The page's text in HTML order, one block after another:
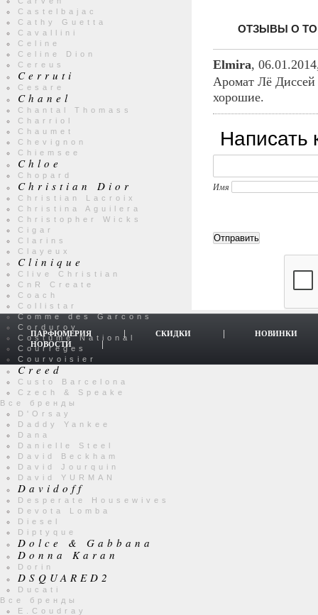
Castelbajac
Cathy Guetta
Cavallini
Celine
Celine Dion
Cereus
Cerruti
Cesare
Chanel
Chantal Thomass
Charriol
Chaumet
Chevignon
Chiemsee
Chloe
Chopard
Christian Dior
Christian Lacroix
Christina Aguilera
Christopher Wicks
Cigar
Clarins
Clayeux
Clinique
Clive Christian
CnR Create
Coach
Collistar
Comme des Garcons
Corduroy
Costume National
Courreges
Courvoisier
Creed
Custo Barcelona
Czech & Speake
Все бренды
D'Orsay
Daddy Yankee
Dana
Danielle Steel
David Beckham
David Jourquin
David YURMAN
Davidoff
Desperate Housewives
Devota Lomba
Diesel
Diptyque
Dolce & Gabbana
Donna Karan
Dorin
DSQUARED2
Ducati
Все бренды
E.Coudray
ОТЗЫВЫ О
Elmira,
Аромат Лё Диссей
хорошие.
Написать
Имя
ПАРФЮМЕРИЯ СКИДКИ
НОВИНКИ
НОВОСТИ